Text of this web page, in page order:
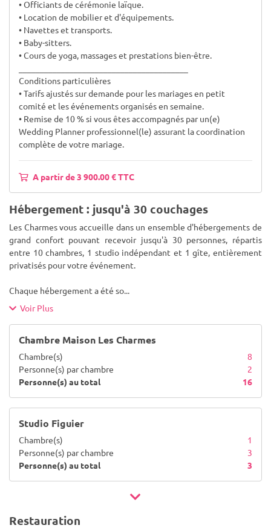
• Officiants de cérémonie laïque.
• Location de mobilier et d'équipements.
• Navettes et transports.
• Baby-sitters.
• Cours de yoga, massages et prestations bien-être.
Conditions particulières
• Tarifs ajustés sur demande pour les mariages en petit
comité et les événements organisés en semaine.
• Remise de 10 % si vous êtes accompagnés par un(e)
Wedding Planner professionnel(le) assurant la coordination
complète de votre mariage.
A partir de 3 900.00 € TTC
Hébergement : jusqu'à 30 couchages
Les Charmes vous accueille dans un ensemble d'hébergements de
grand confort pouvant recevoir jusqu'à 30 personnes, répartis
entre 10 chambres, 1 studio indépendant et 1 gîte, entièrement
privatisés pour votre événement.
Chaque hébergement a été so...
Voir Plus
Chambre Maison Les Charmes
Chambre(s)
8
Personne(s) par chambre
2
Personne(s) au total
16
Studio Figuier
Chambre(s)
1
Personne(s) par chambre
3
Personne(s) au total
3
Restauration